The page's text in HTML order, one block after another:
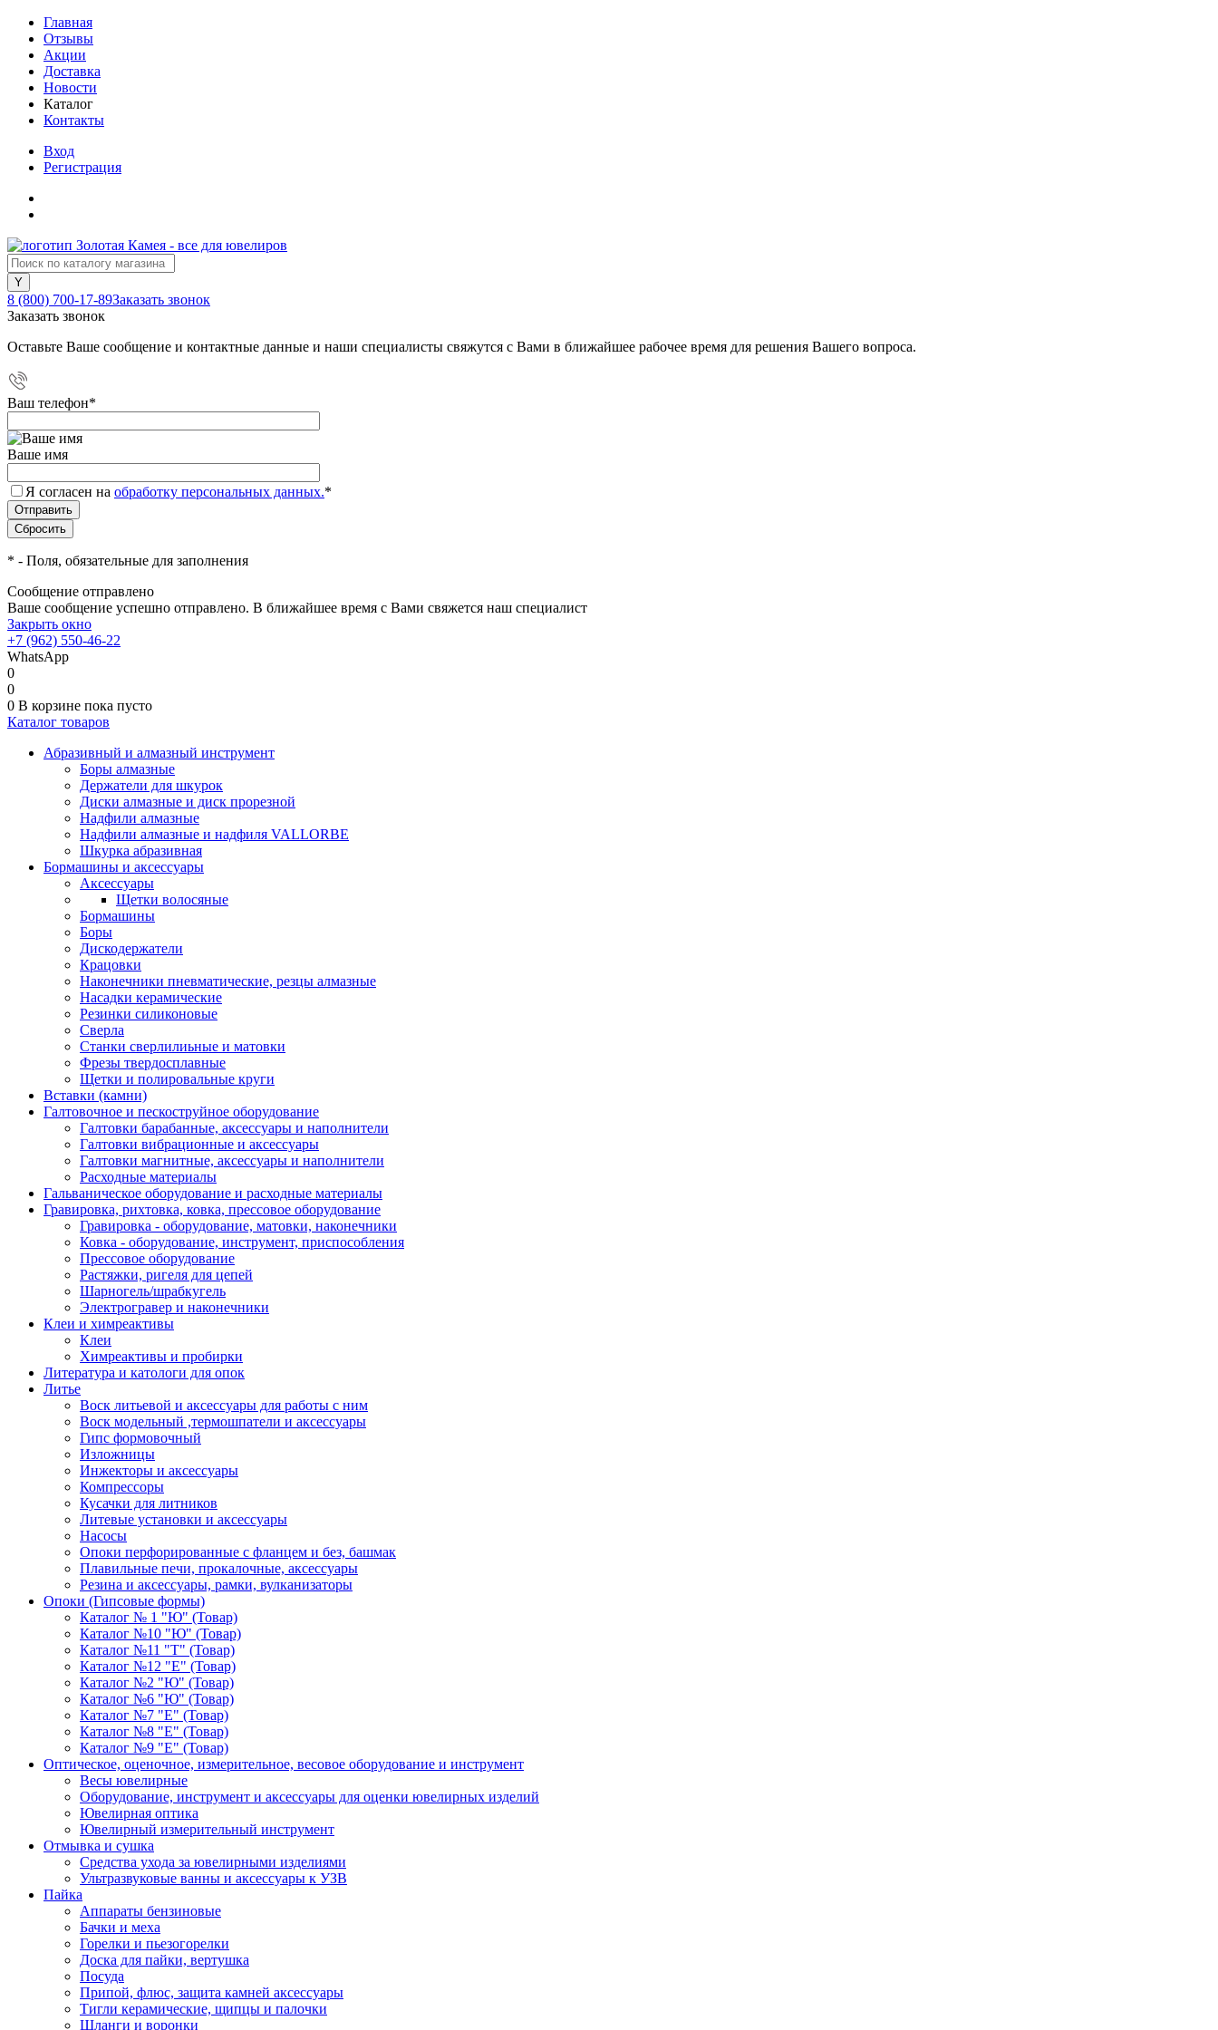
Главная
Отзывы
Акции
Доставка
Новости
Каталог
Контакты
Вход
Регистрация
8 (800) 700-17-89Заказать звонок
Заказать звонок
Оставьте Ваше сообщение и контактные данные и наши специалисты свяжутся с Вами в ближайшее рабочее время для решения Вашего вопроса.
Ваш телефон*
Ваше имя
Я согласен на обработку персональных данных.*
* - Поля, обязательные для заполнения
Сообщение отправлено
Ваше сообщение успешно отправлено. В ближайшее время с Вами свяжется наш специалист
Закрыть окно
+7 (962) 550-46-22
WhatsApp
0
0
0 В корзине пока пусто
Каталог товаров
Абразивный и алмазный инструмент
Боры алмазные
Держатели для шкурок
Диски алмазные и диск прорезной
Надфили алмазные
Надфили алмазные и надфиля VALLORBE
Шкурка абразивная
Бормашины и аксессуары
Аксессуары
Щетки волосяные
Бормашины
Боры
Дискодержатели
Крацовки
Наконечники пневматические, резцы алмазные
Насадки керамические
Резинки силиконовые
Сверла
Станки сверлилиьные и матовки
Фрезы твердосплавные
Щетки и полировальные круги
Вставки (камни)
Галтовочное и пескоструйное оборудование
Галтовки барабанные, аксессуары и наполнители
Галтовки вибрационные и аксессуары
Галтовки магнитные, аксессуары и наполнители
Расходные материалы
Гальваническое оборудование и расходные материалы
Гравировка, рихтовка, ковка, прессовое оборудование
Гравировка - оборудование, матовки, наконечники
Ковка - оборудование, инструмент, приспособления
Прессовое оборудование
Растяжки, ригеля для цепей
Шарногель/шрабкугель
Электрогравер и наконечники
Клеи и химреактивы
Клеи
Химреактивы и пробирки
Литература и катологи для опок
Литье
Воск литьевой и аксессуары для работы с ним
Воск модельный ,термошпатели и аксессуары
Гипс формовочный
Изложницы
Инжекторы и аксессуары
Компрессоры
Кусачки для литников
Литевые установки и аксессуары
Насосы
Опоки перфорированные с фланцем и без, башмак
Плавильные печи, прокалочные, аксессуары
Резина и аксессуары, рамки, вулканизаторы
Опоки (Гипсовые формы)
Каталог № 1 "Ю" (Товар)
Каталог №10 "Ю" (Товар)
Каталог №11 "Т" (Товар)
Каталог №12 "Е" (Товар)
Каталог №2 "Ю" (Товар)
Каталог №6 "Ю" (Товар)
Каталог №7 "Е" (Товар)
Каталог №8 "Е" (Товар)
Каталог №9 "Е" (Товар)
Оптическое, оценочное, измерительное, весовое оборудование и инструмент
Весы ювелирные
Оборудование, инструмент и аксессуары для оценки ювелирных изделий
Ювелирная оптика
Ювелирный измерительный инструмент
Отмывка и сушка
Средства ухода за ювелирными изделиями
Ультразвуковые ванны и аксессуары к УЗВ
Пайка
Аппараты бензиновые
Бачки и меха
Горелки и пьезогорелки
Доска для пайки, вертушка
Посуда
Припой, флюс, защита камней аксессуары
Тигли керамические, щипцы и палочки
Шланги и воронки